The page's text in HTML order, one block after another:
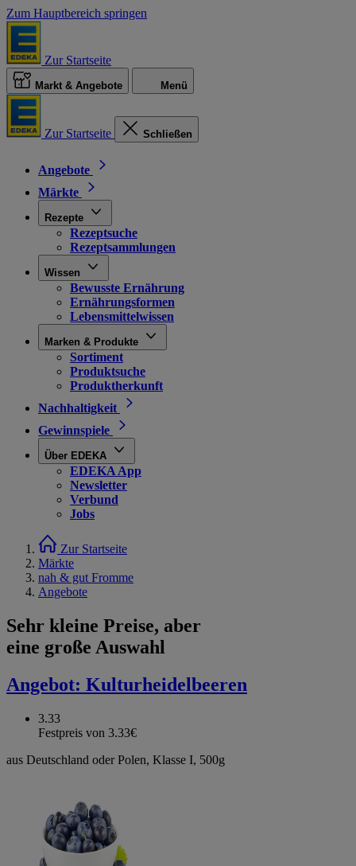
Zum Hauptbereich springen
Zur Startseite
Markt & Angebote Menü
Zur Startseite Schließen
Angebote
Märkte
Rezepte
Rezeptsuche
Rezeptsammlungen
Wissen
Bewusste Ernährung
Ernährungsformen
Lebensmittelwissen
Marken & Produkte
Sortiment
Produktsuche
Produktherkunft
Nachhaltigkeit
Gewinnspiele
Über EDEKA
EDEKA App
Newsletter
Verbund
Jobs
Zur Startseite
Märkte
nah & gut Fromme
Angebote
Sehr kleine Preise, aber
eine große Auswahl
Angebot: Kulturheidelbeeren
3.33
Festpreis von 3.33€
aus Deutschland oder Polen, Klasse I, 500g